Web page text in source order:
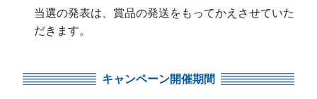
当選の発表は、賞品の発送をもってかえさせていた
だきます。
キャンペーン開催期間